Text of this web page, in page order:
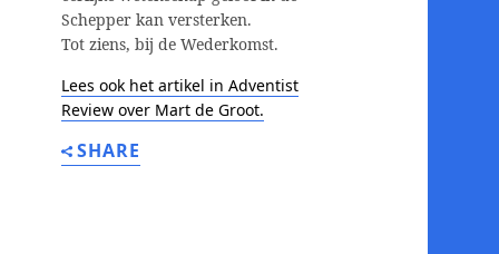
Schepper kan versterken.
Tot ziens, bij de Wederkomst.
Lees ook het artikel in Adventist
Review over Mart de Groot.
SHARE